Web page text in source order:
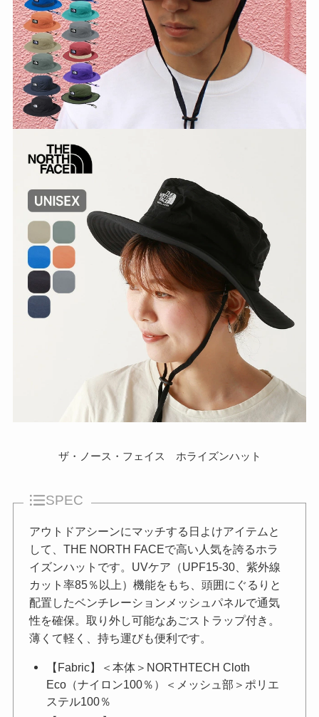
ザ・ノース・フェイス ホライズンハット
SPEC
アウトドアシーンにマッチする日よけアイテムと
して、THE NORTH FACEで高い人気を誇るホラ
イズンハットです。UVケア（UPF15-30、紫外線
カット率85％以上）機能をもち、頭囲にぐるりと
配置したベンチレーションメッシュパネルで通気
性を確保。取り外し可能なあごストラップ付き。
薄くて軽く、持ち運びも便利です。
【Fabric】＜本体＞NORTHTECH Cloth
Eco（ナイロン100％）＜メッシュ部＞ポリエ
ステル100％